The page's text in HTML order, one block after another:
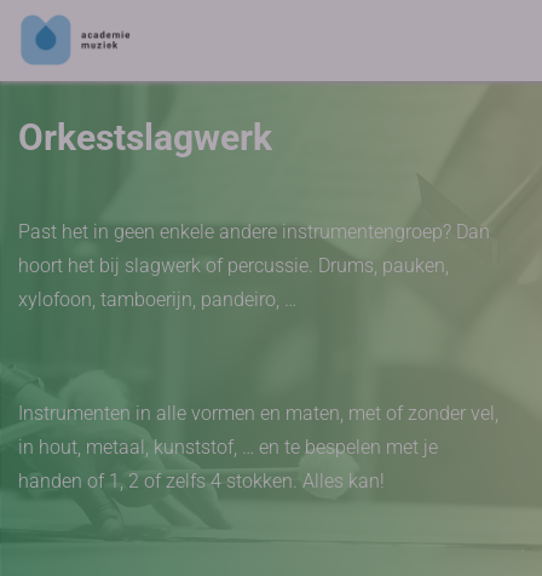
Orkestslagwerk
Past het in geen enkele andere instrumentengroep? Dan
hoort het bij slagwerk of percussie. Drums, pauken,
xylofoon, tamboerijn, pandeiro, …
Instrumenten in alle vormen en maten, met of zonder vel,
in hout, metaal, kunststof, … en te bespelen met je
handen of 1, 2 of zelfs 4 stokken. Alles kan!